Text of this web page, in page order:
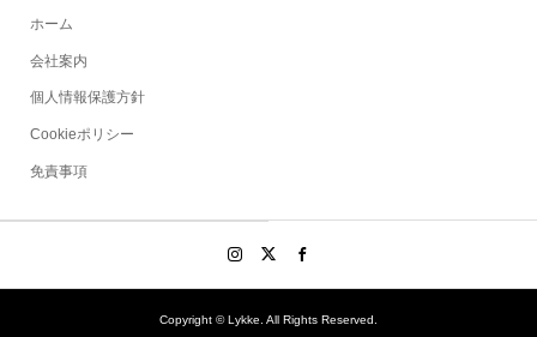
ホーム
会社案内
個人情報保護方針
Cookieポリシー
免責事項
Copyright ©Lykke. All Rights Reserved.